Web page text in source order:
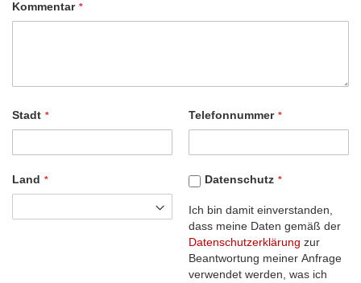
Kommentar
Stadt Telefonnummer
Land Datenschutz
Ich bin damit einverstanden,
dass meine Daten gemäß der
Datenschutzerklärung zur
Beantwortung meiner Anfrage
verwendet werden, was ich